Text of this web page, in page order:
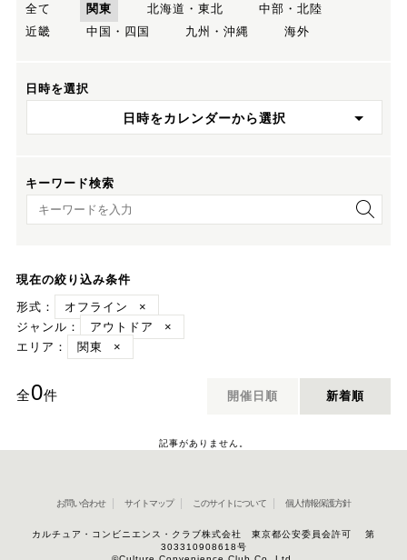
全て
関東 北海道・東北
中部・北陸
近畿
中国・四国 九州・沖縄 海外
日時を選択
日時をカレンダーから選択
キーワード検索
キーワード検索
現在の絞り込み条件
形式：
オフライン
×
ジャンル：
アウトドア
×
エリア：
関東 ×
全0件 開催日順 新着順
記事がありません。
お問い合わせ サイトマップ このサイトについて 個人情報保護方針
カルチュア・コンビニエンス・クラブ株式会社 東京都公安委員会許可 第
303310908618号